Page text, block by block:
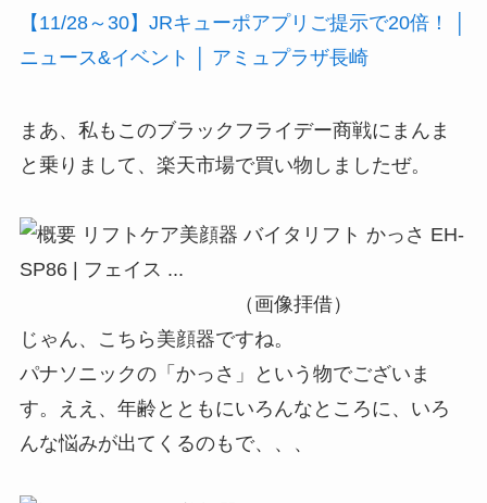
【11/28～30】JRキューポアプリご提示で20倍！ │
ニュース&イベント │ アミュプラザ長崎
まあ、私もこのブラックフライデー商戦にまんま
と乗りまして、楽天市場で買い物しましたぜ。
（画像拝借）
じゃん、こちら美顔器ですね。
パナソニックの「かっさ」という物でございま
す。ええ、年齢とともにいろんなところに、いろ
んな悩みが出てくるのもで、、、